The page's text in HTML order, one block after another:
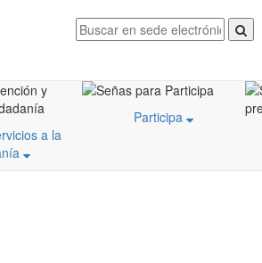
a la
Participa